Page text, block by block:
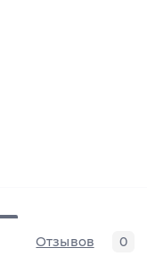
Отзывов 0